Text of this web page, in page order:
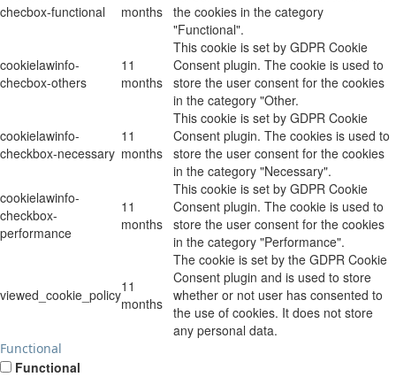
checbox-functional
months the cookies in the category
"Functional".
cookielawinfo-
checbox-others
11
months
This cookie is set by GDPR Cookie
Consent plugin. The cookie is used to
store the user consent for the cookies
in the category "Other.
cookielawinfo-
checkbox-necessary
11
months
This cookie is set by GDPR Cookie
Consent plugin. The cookies is used to
store the user consent for the cookies
in the category "Necessary".
cookielawinfo-
checkbox-
performance
11
months
This cookie is set by GDPR Cookie
Consent plugin. The cookie is used to
store the user consent for the cookies
in the category "Performance".
viewed_cookie_policy11
months
The cookie is set by the GDPR Cookie
Consent plugin and is used to store
whether or not user has consented to
the use of cookies. It does not store
any personal data.
Functional
Functional